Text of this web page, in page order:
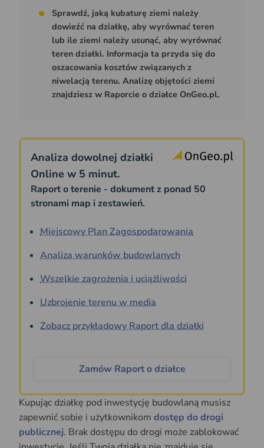
Sprawdź, jaką kubaturę ziemi należy
dowieźć na działkę, aby wyrównać teren
lub ile ziemi należy usunąć, aby wyrównać
teren działki. Informacja ta przyda się do
oszacowania kosztów związanych z
niwelacją terenu. Analizę objętości ziemi
znajdziesz w Raporcie o działce OnGeo.pl.
Analiza dowolnej działki
Online w 5 minut.
Raport o terenie - dokument z ponad 50
stronami map i zestawień.
Miejscowy Plan Zagospodarowania
Analiza warunków budowlanych
Wszelkie zagrożenia i uciążliwości
Uzbrojenie terenu w media
Zobacz przykładowy Raport dla działki
Zamów Raport o działce
Kupując działkę pod inwestycję budowlaną musisz
zapewnić sobie i użytkownikom dostęp do drogi
publicznej. Brak dostępu do drogi może zablokować